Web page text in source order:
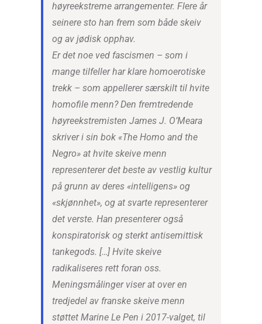
høyreekstreme arrangementer. Flere år
seinere sto han frem som både skeiv
og av jødisk opphav.
Er det noe ved fascismen – som i
mange tilfeller har klare homoerotiske
trekk – som appellerer særskilt til hvite
homofile menn? Den fremtredende
høyreekstremisten James J. O’Meara
skriver i sin bok «The Homo and the
Negro» at hvite skeive menn
representerer det beste av vestlig kultur
på grunn av deres «intelligens» og
«skjønnhet», og at svarte representerer
det verste. Han presenterer også
konspiratorisk og sterkt antisemittisk
tankegods. […] Hvite skeive
radikaliseres rett foran oss.
Meningsmålinger viser at over en
tredjedel av franske skeive menn
støttet Marine Le Pen i 2017-valget, til